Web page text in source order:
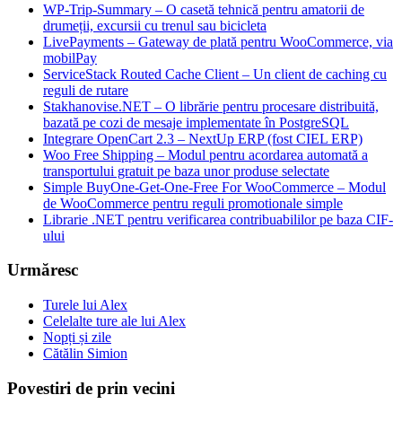
WP-Trip-Summary – O casetă tehnică pentru amatorii de
drumeții, excursii cu trenul sau bicicleta
LivePayments – Gateway de plată pentru WooCommerce, via
mobilPay
ServiceStack Routed Cache Client – Un client de caching cu
reguli de rutare
Stakhanovise.NET – O librărie pentru procesare distribuită,
bazată pe cozi de mesaje implementate în PostgreSQL
Integrare OpenCart 2.3 – NextUp ERP (fost CIEL ERP)
Woo Free Shipping – Modul pentru acordarea automată a
transportului gratuit pe baza unor produse selectate
Simple BuyOne-Get-One-Free For WooCommerce – Modul
de WooCommerce pentru reguli promotionale simple
Librarie .NET pentru verificarea contribuabililor pe baza CIF-
ului
Urmăresc
Turele lui Alex
Celelalte ture ale lui Alex
Nopți și zile
Cătălin Simion
Povestiri de prin vecini